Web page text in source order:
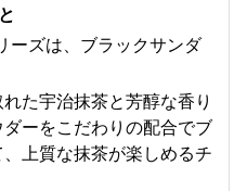
ーズは、ブラックサンダ
た宇治抹茶と芳醇な香り
ーをこだわりの配合でブ
上質な抹茶が楽しめるチ